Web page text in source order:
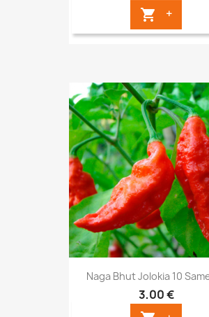
 +
Naga Bhut Jolokia 10
3,00 €